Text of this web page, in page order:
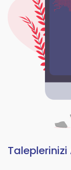
Taleplerinizi